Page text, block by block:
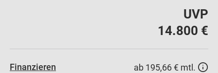
UVP
14.800 €
Finanzieren ab 195,66 € mtl.